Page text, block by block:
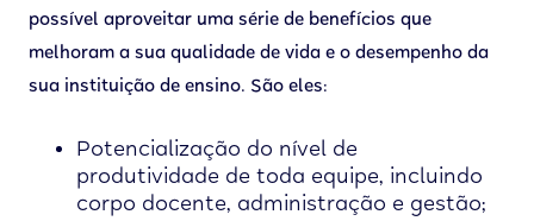
possível aproveitar uma série de benefícios que
melhoram a sua qualidade de vida e o desempenho da
sua instituição de ensino. São eles:
Potencialização do nível de
produtividade de toda equipe, incluindo
corpo docente, administração e gestão;